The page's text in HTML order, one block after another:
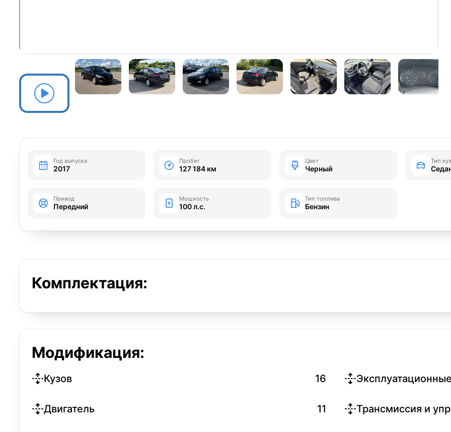
Год выпуска
2017
Пробег
127 184 км
Цвет
Черный
Тип
Привод
Передний
Мощность
100 л.с.
Тип топлива
Бензин
Комплектация:
Модификация:
Кузов 16
Двигатель 11 Трансмиссия и